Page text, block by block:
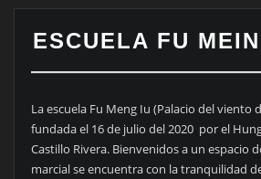
ESCUELA FU
La escuela Fu Meng Iu (Palacio del viento
fundada el 16 de julio del 2020 por el
Castillo Rivera. Bienvenidos a un espacio
marcial se encuentra con la tranquilidad